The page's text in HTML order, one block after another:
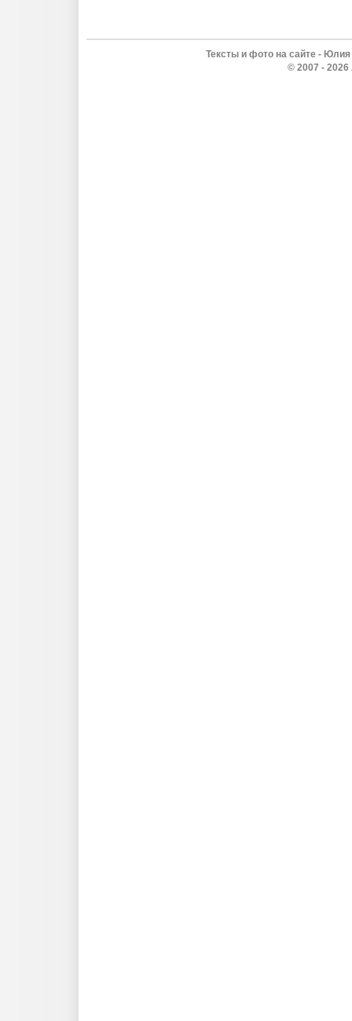
Тексты и фото на сайте - Юлия
© 2007 -